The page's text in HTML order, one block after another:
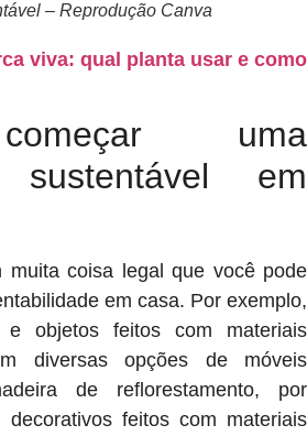
– Reprodução Canva
viva: qual planta usar e como
uma
sustentável em
muita coisa legal que você pode
em casa. Por exemplo,
e objetos feitos com materiais
diversas opções de móveis
de reflorestamento, por
feitos com materiais